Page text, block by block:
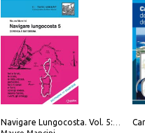
Navigare Lungocosta. Vol. 5: Corsica e Sardegna